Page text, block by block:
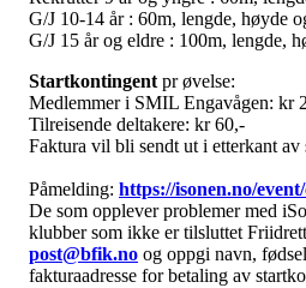
G/J 10-14 år : 60m, lengde, høyde
G/J 15 år og eldre : 100m, lengde,
Startkontingent pr øvelse:
Medlemmer i SMIL Engavågen: kr
Tilreisende deltakere: kr 60,-
Faktura vil bli sendt ut i etterkant av
Påmelding: https://isonen.no/
De som opplever problemer med
klubber som ikke er tilsluttet
post@bfik.no og oppgi navn,
fakturaadresse for betaling av